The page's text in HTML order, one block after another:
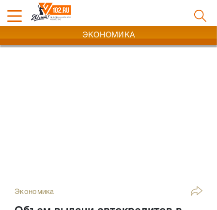
ЭКОНОМИКА
Экономика